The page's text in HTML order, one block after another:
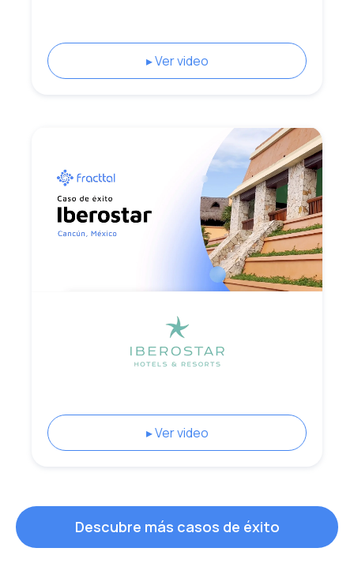
▸ Ver video
▸ Ver video
Descubre más casos de éxito